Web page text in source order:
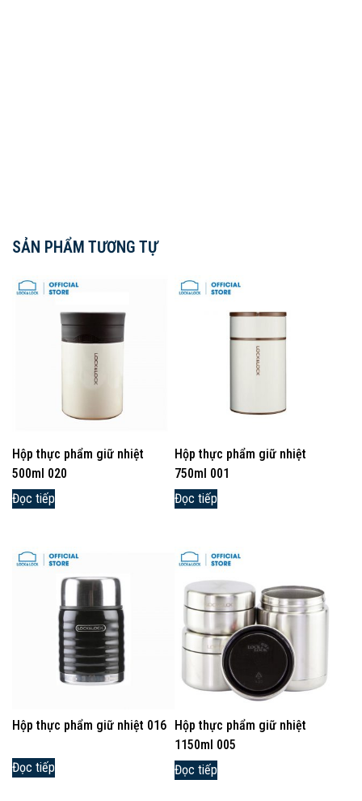
SẢN PHẨM TƯƠNG TỰ
Hộp thực phẩm giữ nhiệt
500ml 020
Đọc tiếp
Hộp thực phẩm giữ nhiệt
750ml 001
Đọc tiếp
Hộp thực phẩm giữ nhiệt 016
Đọc tiếp
Hộp thực phẩm giữ nhiệt
1150ml 005
Đọc tiếp